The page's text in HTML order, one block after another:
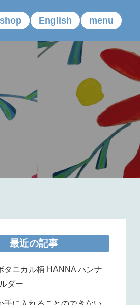
English menu
最近の記事
タニカル柄 HANNA ハンナ
ダー